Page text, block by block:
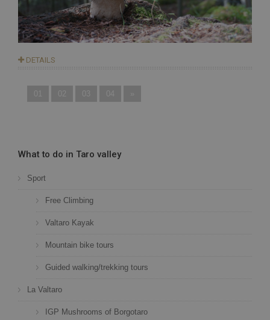
DETAILS
01 02 03 04
What to do in Taro valley
Sport
Free Climbing
Valtaro Kayak
Mountain bike tours
Guided walking/trekking tours
La Valtaro
IGP Mushrooms of Borgotaro
CookieScriptConsent